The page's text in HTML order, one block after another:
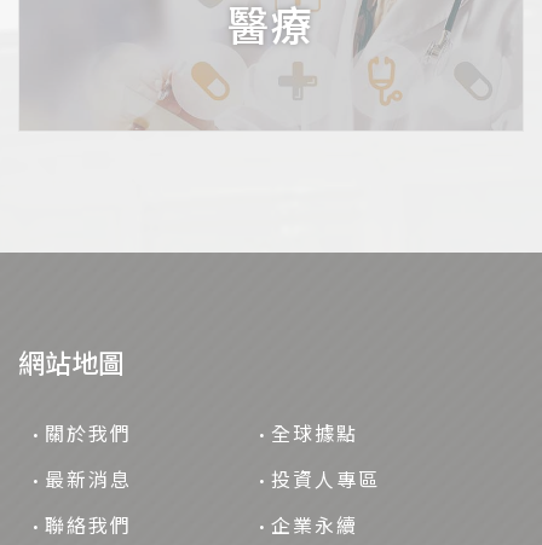
醫療
網站地圖
關於我們
最新消息
聯絡我們
全球據點
投資人專區
企業永續